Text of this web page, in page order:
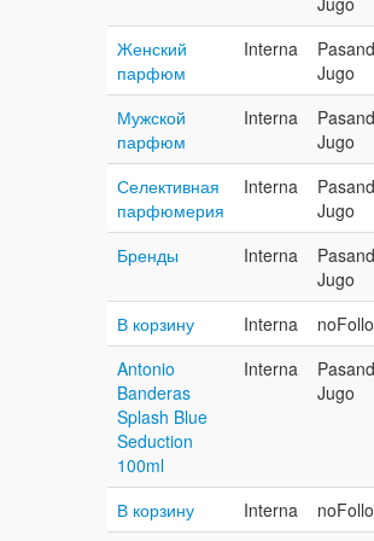
Женский
парфюм
Interna
Jugo
Мужской
парфюм
Interna
Jugo
Селективная
парфюмерия
Interna
Jugo
Бренды
Interna
Jugo
В корзину
Interna
Antonio
Banderas
Splash Blue
Seduction
100ml
Interna
Jugo
В корзину Interna